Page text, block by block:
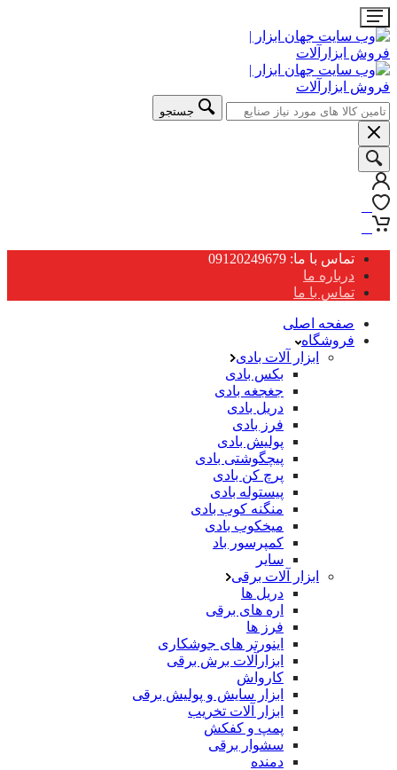
جستجو
تماس با ما: 09120249679
درباره ما
تماس با ما
صفحه اصلی
فروشگاه
ابزار آلات بادی
بکس بادی
جغجغه بادی
دریل بادی
فرز بادی
پولیش بادی
پیچگوشتی بادی
پرچ کن بادی
پیستوله بادی
منگنه کوب بادی
میخکوب بادی
کمپرسور باد
سایر
ابزار آلات برقی
دریل ها
اره های برقی
فرز ها
اینورتر های جوشکاری
ابزارآلات برش برقی
کارواش
ابزار سایش و پولیش برقی
ابزار آلات تخریب
پمپ و کفکش
سشوار برقی
دمنده